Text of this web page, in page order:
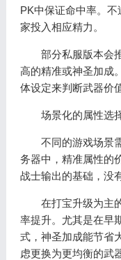
PK中保证命中率。
家投入相应精力。
部分私服版本会推
高的精准或神圣加成
体设定来判断武器价
场景化的属性选
不同的游戏场景需
务器中，精准属性的
战士输出的基础，没
在打宝升级为主的
率提升。尤其是在早
式，神圣加成能节省
虑更换为更均衡的武